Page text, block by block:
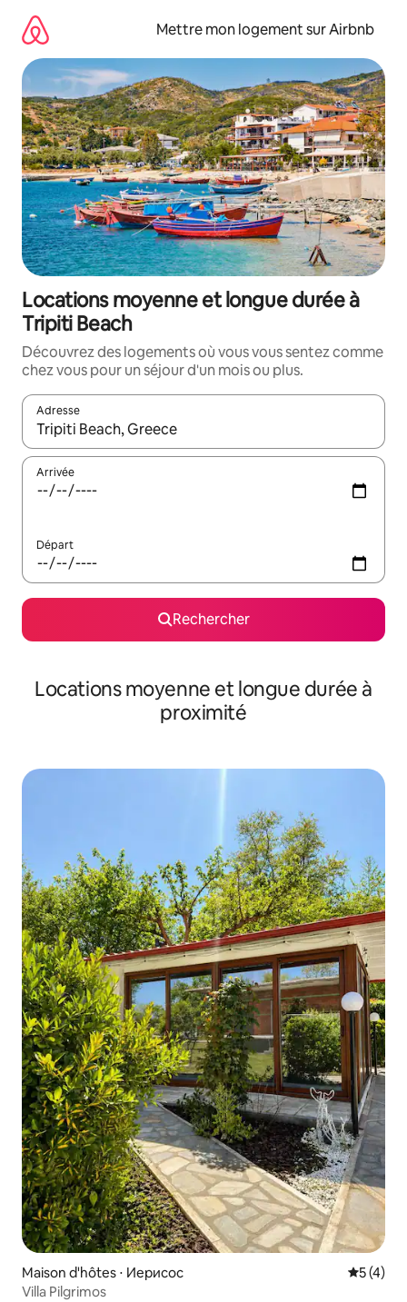
directement
contenu
Mettre mon logement sur Airbnb
Locations moyenne et longue durée à
Tripiti Beach
Découvrez des logements où vous vous sentez comme
chez vous pour un séjour d'un mois ou plus.
Adresse
Lorsque les résultats s'affichent, utilisez les flèches vers le
Arrivée
Départ
Rechercher
Locations moyenne et longue durée à
proximité
Maison d'hôtes ⋅ Иерисос
5 (4)
Villa Pilgrimos